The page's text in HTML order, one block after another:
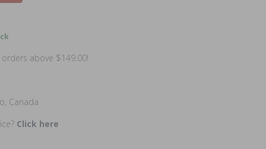
above $149.00!
Canada
Click here